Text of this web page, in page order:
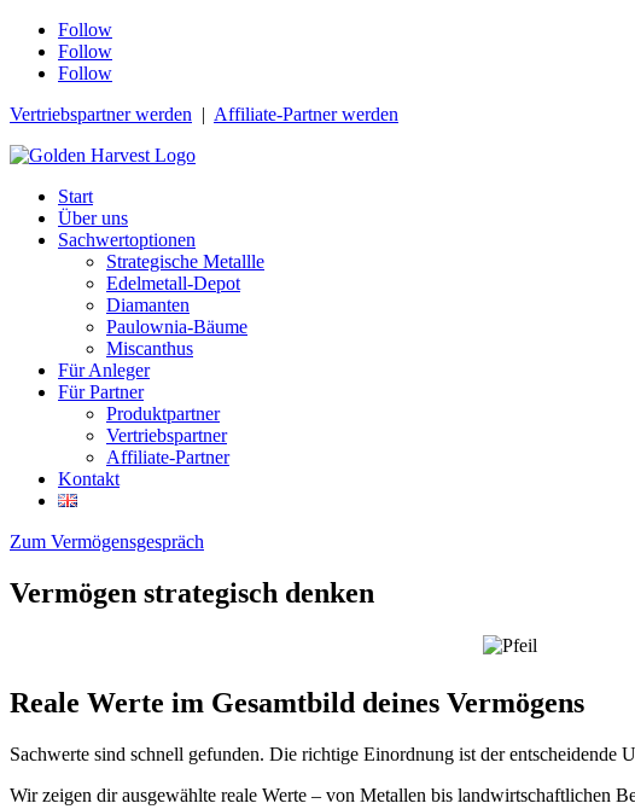
Follow
Follow
Follow
Vertriebspartner werden | Affiliate-Partner werden
Start
Über uns
Sachwertoptionen
Strategische Metallle
Edelmetall-Depot
Diamanten
Paulownia-Bäume
Miscanthus
Für Anleger
Für Partner
Produktpartner
Vertriebspartner
Affiliate-Partner
Kontakt
Zum Vermögensgespräch
Vermögen strategisch denken
Reale Werte im Gesamtbild deines Vermögens
Sachwerte sind schnell gefunden. Die richtige Einordnung ist der entscheidende
Wir zeigen dir ausgewählte reale Werte – von Metallen bis landwirtschaftlichen